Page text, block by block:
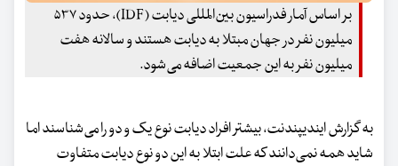
بر اساس آمار فدراسیون بین‌المللی دیابت (IDF)، حدود ۵۳۷
میلیون نفر در جهان مبتلا به دیابت‌ هستند و سالانه هفت
میلیون نفر به این جمعیت اضافه می‌شود.
به گزارش ایندیپندنت، بیشتر افراد دیابت نوع یک و دو را می‌شناسند اما
شاید همه نمی‌دانند که علت ابتلا به این دو نوع دیابت متفاوت